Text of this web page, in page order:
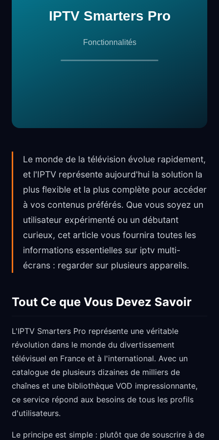
Le monde de la télévision évolue rapidement,
et l'IPTV représente aujourd'hui la solution la
plus flexible et la plus complète pour accéder
à vos contenus préférés. Que vous soyez un
utilisateur expérimenté ou un débutant
curieux, cet article vous fournira toutes les
informations essentielles sur iptv multi-
écrans : regarder sur plusieurs appareils.
Tout Ce que Vous Devez Savoir
L'IPTV Smarters Pro représente une véritable
révolution dans le monde du divertissement
télévisuel en France et à l'international. Avec un
catalogue de plusieurs dizaines de milliers de
chaînes et une bibliothèque VOD impressionnante,
ce service répond aux besoins de tous les profils
d'utilisateurs.
Le principe est simple : plutôt que de souscrire à de